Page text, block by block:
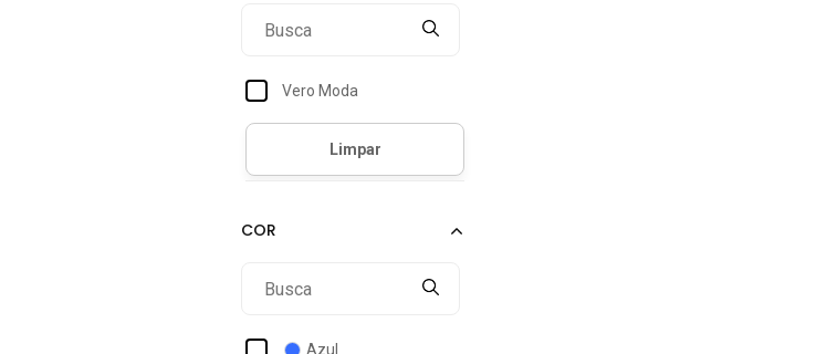
Vero Moda
Azul